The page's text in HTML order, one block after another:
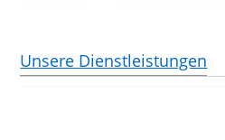
Unsere Dienstleistungen